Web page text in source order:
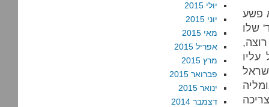
פשע
שלו
עליו
יולי 2015
יוני 2015
מאי 2015
אפריל 2015
מרץ 2015
פברואר 2015
ינואר 2015
דצמבר 2014